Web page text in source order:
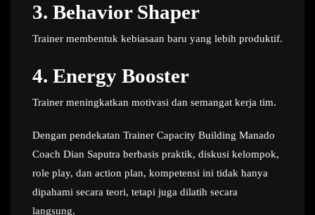
3. Behavior Shaper
Trainer membentuk kebiasaan baru yang lebih produktif.
4. Energy Booster
Trainer meningkatkan motivasi dan semangat kerja tim.
Dengan pendekatan Trainer Capacity Building Manado
Coach Dian Saputra berbasis praktik, diskusi kelompok,
role play, dan action plan, kompetensi ini tidak hanya
dipahami secara teori, tetapi juga dilatih secara
langsung.